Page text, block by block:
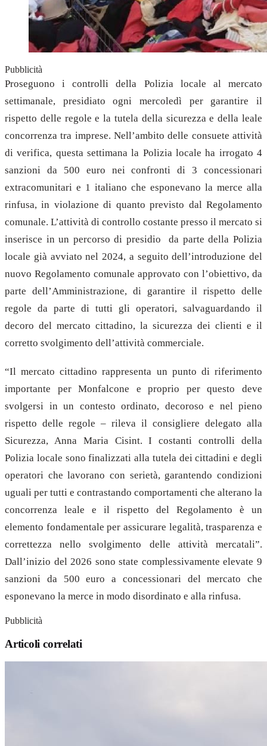
Pubblicità
Proseguono i controlli della Polizia locale al mercato
settimanale, presidiato ogni mercoledì per garantire il
rispetto delle regole e la tutela della sicurezza e della leale
concorrenza tra imprese. Nell’ambito delle consuete attività
di verifica, questa settimana la Polizia locale ha irrogato 4
sanzioni da 500 euro nei confronti di 3 concessionari
extracomunitari e 1 italiano che esponevano la merce alla
rinfusa, in violazione di quanto previsto dal Regolamento
comunale. L’attività di controllo costante presso il mercato si
inserisce in un percorso di presidio da parte della Polizia
locale già avviato nel 2024, a seguito dell’introduzione del
nuovo Regolamento comunale approvato con l’obiettivo, da
parte dell’Amministrazione, di garantire il rispetto delle
regole da parte di tutti gli operatori, salvaguardando il
decoro del mercato cittadino, la sicurezza dei clienti e il
corretto svolgimento dell’attività commerciale.
“Il mercato cittadino rappresenta un punto di riferimento
importante per Monfalcone e proprio per questo deve
svolgersi in un contesto ordinato, decoroso e nel pieno
rispetto delle regole – rileva il consigliere delegato alla
Sicurezza, Anna Maria Cisint. I costanti controlli della
Polizia locale sono finalizzati alla tutela dei cittadini e degli
operatori che lavorano con serietà, garantendo condizioni
uguali per tutti e contrastando comportamenti che alterano la
concorrenza leale e il rispetto del Regolamento è un
elemento fondamentale per assicurare legalità, trasparenza e
correttezza nello svolgimento delle attività mercatali”.
Dall’inizio del 2026 sono state complessivamente elevate 9
sanzioni da 500 euro a concessionari del mercato che
esponevano la merce in modo disordinato e alla rinfusa.
Pubblicità
Articoli correlati